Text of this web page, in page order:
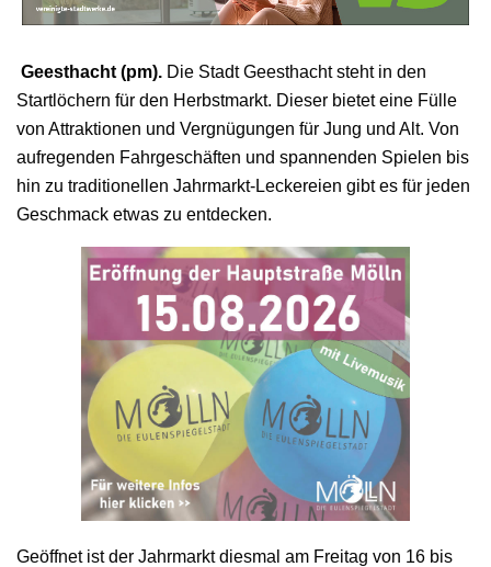
Geesthacht (pm). Die Stadt Geesthacht steht in den
Startlöchern für den Herbstmarkt. Dieser bietet eine Fülle
von Attraktionen und Vergnügungen für Jung und Alt. Von
aufregenden Fahrgeschäften und spannenden Spielen bis
hin zu traditionellen Jahrmarkt-Leckereien gibt es für jeden
Geschmack etwas zu entdecken.
Geöffnet ist der Jahrmarkt diesmal am Freitag von 16 bis